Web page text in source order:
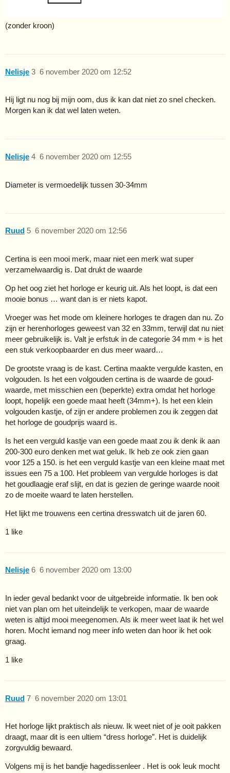
(zonder kroon)
Nelisje 6 november 2020 om 12:52
3
Hij ligt nu nog bij mijn oom, dus ik kan dat niet zo snel checken.
Morgen kan ik dat wel laten weten.
Nelisje 6 november 2020 om 12:55
4
Diameter is vermoedelijk tussen 30-34mm
Ruud 6 november 2020 om 12:56
5
Certina is een mooi merk, maar niet een merk wat super
verzamelwaardig is. Dat drukt de waarde
Op het oog ziet het horloge er keurig uit. Als het loopt, is dat een
mooie bonus … want dan is er niets kapot.
Vroeger was het mode om kleinere horloges te dragen dan nu. Zo
zijn er herenhorloges geweest van 32 en 33mm, terwijl dat nu niet
meer gebruikelijk is. Valt je erfstuk in de categorie 34 mm + is het
een stuk verkoopbaarder en dus meer waard…
De grootste vraag is de kast. Certina maakte vergulde kasten, en
volgouden. Is het een volgouden certina is de waarde de goud-
waarde, met misschien een (beperkte) extra omdat het horloge
loopt, hopelijk een goede maat heeft (34mm+). Is het een klein
volgouden kastje, of zijn er andere problemen zou ik zeggen dat
het horloge de goudprijs waard is.
Is het een verguld kastje van een goede maat zou ik denk ik aan
200-300 euro denken met wat geluk. Ik heb ze ook zien gaan
voor 125 a 150. is het een verguld kastje van een kleine maat met
issues een 75 a 100. Het probleem van vergulde horloges is dat
het goudlaagje eraf slijt, en dat is gezien de geringe waarde nooit
zo de moeite waard te laten herstellen.
Het lijkt me trouwens een certina dresswatch uit de jaren 60.
1 like
Nelisje 6 november 2020 om 13:00
6
In ieder geval bedankt voor de uitgebreide informatie. Ik ben ook
niet van plan om het uiteindelijk te verkopen, maar de waarde
weten is altijd mooi meegenomen. Als ik meer weet laat ik het wel
horen. Mocht iemand nog meer info weten dan hoor ik het ook
graag.
1 like
Ruud 6 november 2020 om 13:01
7
Het horloge lijkt praktisch als nieuw. Ik weet niet of je ooit pakken
draagt, maar dit is een ultiem “dress horloge”. Het is duidelijk
zorgvuldig bewaard.
Volgens mij is het bandje hagedissenleer . Het is ook leuk mocht